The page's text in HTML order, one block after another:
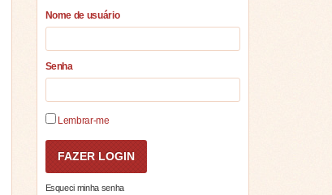
Nome de usuário
Senha
Lembrar-me
Esqueci minha senha